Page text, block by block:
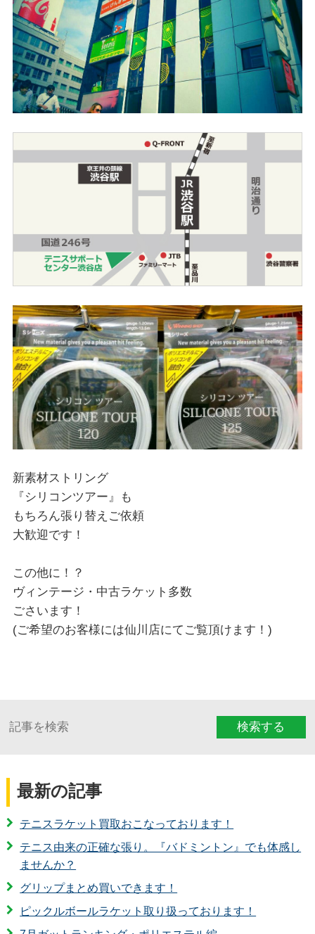
新素材ストリング
『シリコンツアー』も
もちろん張り替えご依頼
大歓迎です！
この他に！？
ヴィンテージ・中古ラケット多数
ごさいます！
(ご希望のお客様には仙川店にてご覧頂けます！)
検索する
最新の記事
テニスラケット買取おこなっております！
テニス由来の正確な張り。『バドミントン』でも体感し
ませんか？
グリップまとめ買いできます！
ピックルボールラケット取り扱っております！